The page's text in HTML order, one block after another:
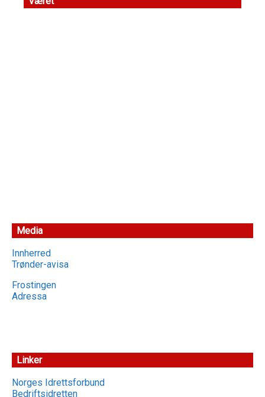
Media
Innherred
Trønder-avisa
Frostingen
Adressa
Linker
Norges Idrettsforbund
Bedriftsidretten